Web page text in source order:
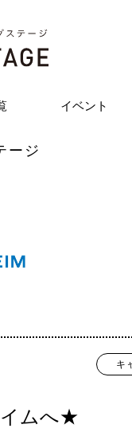
イベント
ージ
キ
イムへ★